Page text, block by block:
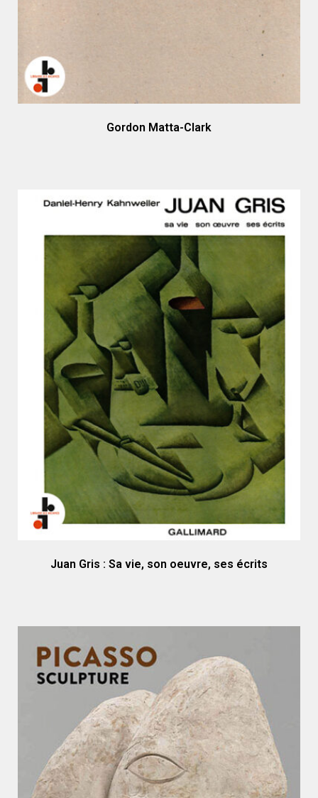
Gordon Matta-Clark
Juan Gris : Sa vie, son oeuvre, ses écrits